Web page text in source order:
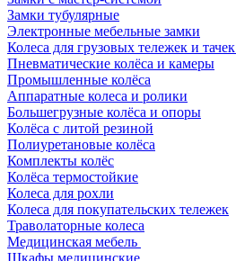
Замки тубулярные
Электронные мебельные замки
Колеса для грузовых тележек и тачек
Пневматические колёса и камеры
Промышленные колёса
Аппаратные колеса и ролики
Большегрузные колёса и опоры
Колёса с литой резиной
Полиуретановые колёса
Комплекты колёс
Колёса термостойкие
Колеса для рохли
Колеса для покупательских тележек
Траволаторные колеса
Медицинская мебель
Шкафы медицинские